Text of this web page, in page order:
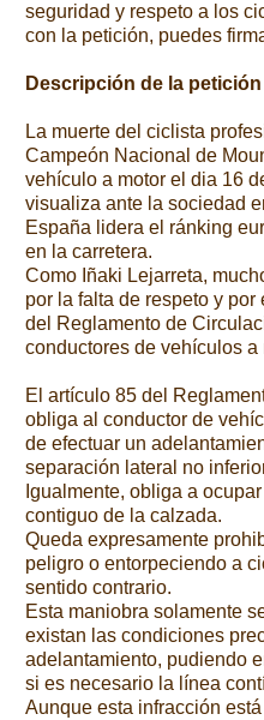
seguridad y respeto a los
con la petición, puedes
Descripción de la petición
La muerte del ciclista
Campeón Nacional de
vehículo a motor el dia 16
visualiza ante la sociedad
España lidera el ránking
en la carretera.
Como Iñaki Lejarreta,
por la falta de respeto y
del Reglamento de
conductores de vehículos a
El artículo 85 del
obliga al conductor de
de efectuar un
separación lateral no
Igualmente, obliga a
contiguo de la calzada.
Queda expresamente
peligro o entorpeciendo a
sentido contrario.
Esta maniobra solamente
existan las condiciones
adelantamiento, pudiendo
si es necesario la línea
Aunque esta infracción